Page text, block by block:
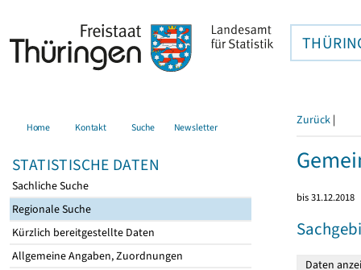
Home Kontakt Suche Newsletter
STATISTISCHE DATEN
Sachliche Suche
Regionale Suche
Kürzlich bereitgestellte Daten
Allgemeine Angaben, Zuordnungen
Zurück |
bis 31.12.2018